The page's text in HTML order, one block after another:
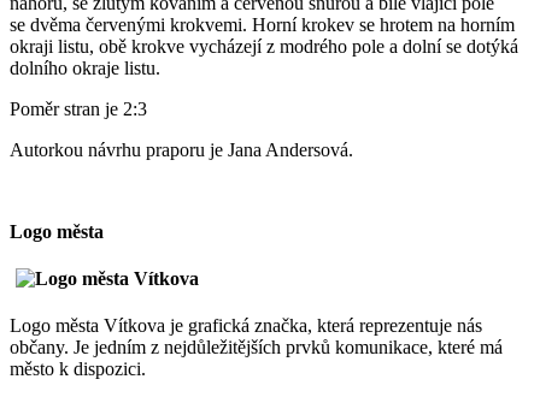
se dvěma červenými krokvemi. Horní krokev se hrotem na horním
okraji listu, obě krokve vycházejí z modrého pole a dolní se dotýká
dolního okraje listu.
Poměr stran je 2:3
Autorkou návrhu praporu je Jana Andersová.
Logo města
Logo města Vítkova je grafická značka, která reprezentuje nás
občany. Je jedním z nejdůležitějších prvků komunikace, které má
město k dispozici.